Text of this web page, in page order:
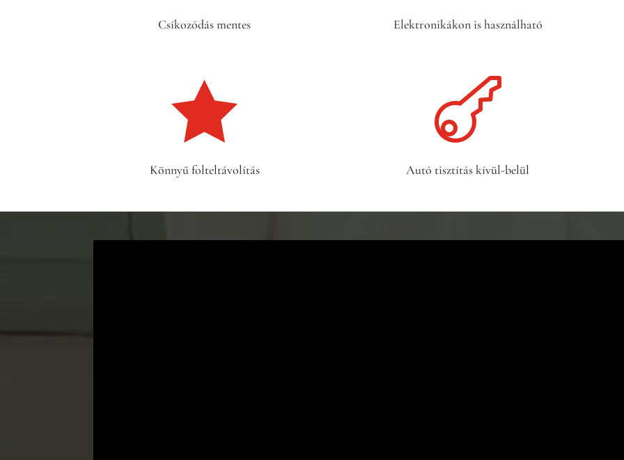
Csíkozódás mentes Elektronikákon is használható

Könnyű folteltávolítás

Autó tisztítás kívül-belül